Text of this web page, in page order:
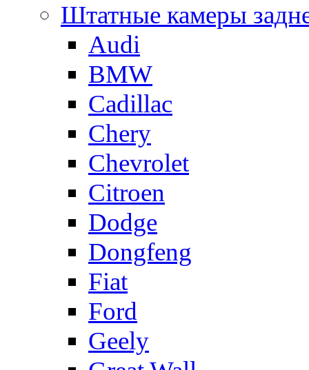
Штатные камеры
Audi
BMW
Cadillac
Chery
Chevrolet
Citroen
Dodge
Dongfeng
Fiat
Ford
Geely